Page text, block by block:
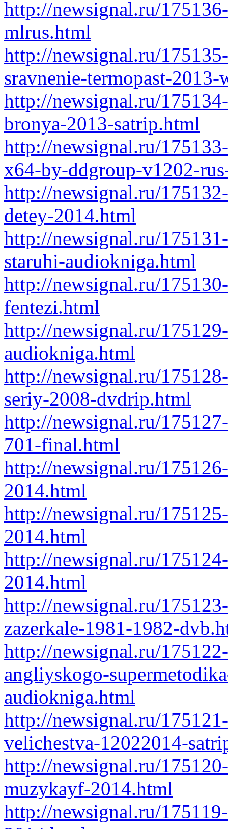
http://newsignal.ru/
mlrus.html
http://newsignal.ru/
sravnenie-termopast-
http://newsignal.ru/
bronya-2013-satrip.html
http://newsignal.ru/
x64-by-ddgroup-v1202-
http://newsignal.ru/
detey-2014.html
http://newsignal.ru/
staruhi-audiokniga.html
http://newsignal.ru/
fentezi.html
http://newsignal.ru/
audiokniga.html
http://newsignal.ru/
seriy-2008-dvdrip.html
http://newsignal.ru/
701-final.html
http://newsignal.ru/
2014.html
http://newsignal.ru/
2014.html
http://newsignal.ru/
2014.html
http://newsignal.ru/
zazerkale-1981-1982-
http://newsignal.ru/
angliyskogo-
audiokniga.html
http://newsignal.ru/
velichestva-12022014-
http://newsignal.ru/
muzykayf-2014.html
http://newsignal.ru/